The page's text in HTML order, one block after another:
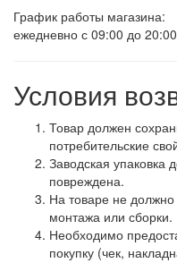
График работы магазина:
ежедневно с 09:00 до 20:00
Условия
Товар должен
потребительские
Заводская упаковка
повреждена.
На товаре не должно
монтажа или сборки.
Необходимо
покупку (чек,